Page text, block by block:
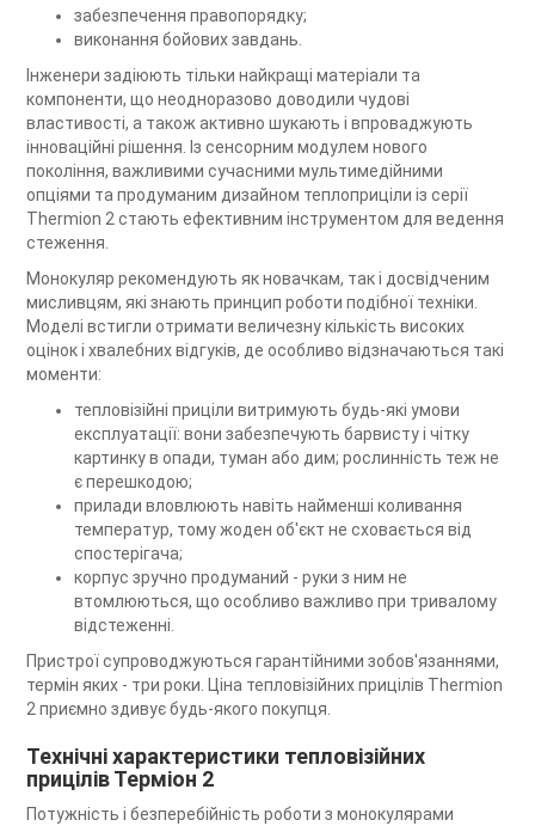
забезпечення правопорядку;
виконання бойових завдань.
Інженери задіюють тільки найкращі матеріали та
компоненти, що неодноразово доводили чудові
властивості, а також активно шукають і впроваджують
інноваційні рішення. Із сенсорним модулем нового
покоління, важливими сучасними мультимедійними
опціями та продуманим дизайном теплоприціли із серії
Thermion 2 стають ефективним інструментом для ведення
стеження.
Монокуляр рекомендують як новачкам, так і досвідченим
мисливцям, які знають принцип роботи подібної техніки.
Моделі встигли отримати величезну кількість високих
оцінок і хвалебних відгуків, де особливо відзначаються такі
моменти:
тепловізійні приціли витримують будь-які умови
експлуатації: вони забезпечують барвисту і чітку
картинку в опади, туман або дим; рослинність теж не
є перешкодою;
прилади вловлюють навіть найменші коливання
температур, тому жоден об'єкт не сховається від
спостерігача;
корпус зручно продуманий - руки з ним не
втомлюються, що особливо важливо при тривалому
відстеженні.
Пристрої супроводжуються гарантійними зобов'язаннями,
термін яких - три роки. Ціна тепловізійних прицілів Thermion
2 приємно здивує будь-якого покупця.
Технічні характеристики тепловізійних
прицілів Терміон 2
Потужність і безперебійність роботи з монокулярами